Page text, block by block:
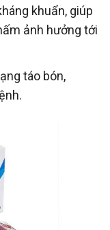
khuẩn, giúp
ảnh hưởng tới
táo bón,